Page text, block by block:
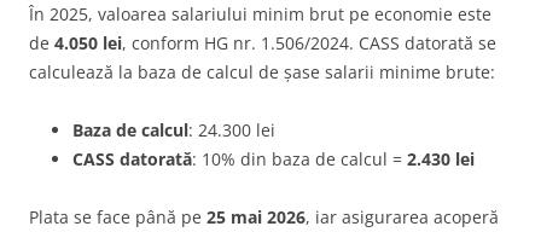
În 2025, valoarea salariului minim brut pe economie este
de 4.050 lei, conform HG nr. 1.506/2024. CASS datorată se
calculează la baza de calcul de șase salarii minime brute:
Baza de calcul: 24.300 lei
CASS datorată: 10% din baza de calcul = 2.430 lei
Plata se face până pe 25 mai 2026, iar asigurarea acoperă